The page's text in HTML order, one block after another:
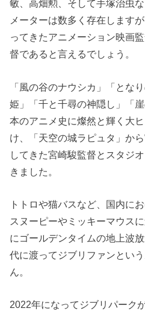
敏、高畑勲、そして手塚治虫
メーターは数多く存在します
ってきたアニメーション映画
督であると言えるでしょう。
「風の谷のナウシカ」「とな
姫」「千と千尋の神隠し」「
本のアニメ史に燦然と輝く大
け、「天空の城ラピュタ」か
してきた宮崎駿監督とスタジ
きました。
トトロや猫バスなど、国内に
スヌーピーやミッキーマウス
にゴールデンタイムの地上波
代に渡ってジブリファンとい
ん。
2022年になってジブリパーク